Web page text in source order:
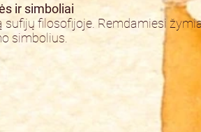
ir simboliai
filosofijoje. Remdamiesi
simbolius.